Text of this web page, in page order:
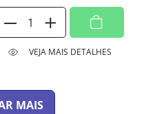
VEJA MAIS DETALHES
MAIS